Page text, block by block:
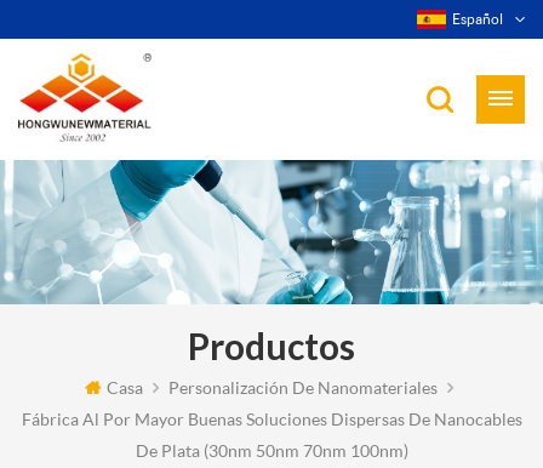
Español
Productos
Casa
Personalización De Nanomateriales
Fábrica Al Por Mayor Buenas Soluciones Dispersas De Nanocables
De Plata (30nm 50nm 70nm 100nm)